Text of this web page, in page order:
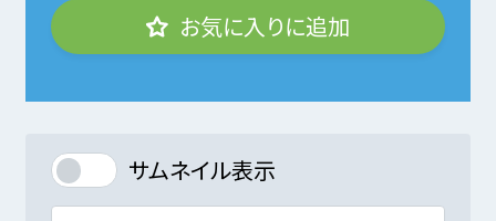
お気に入りに追加
サムネイル表示